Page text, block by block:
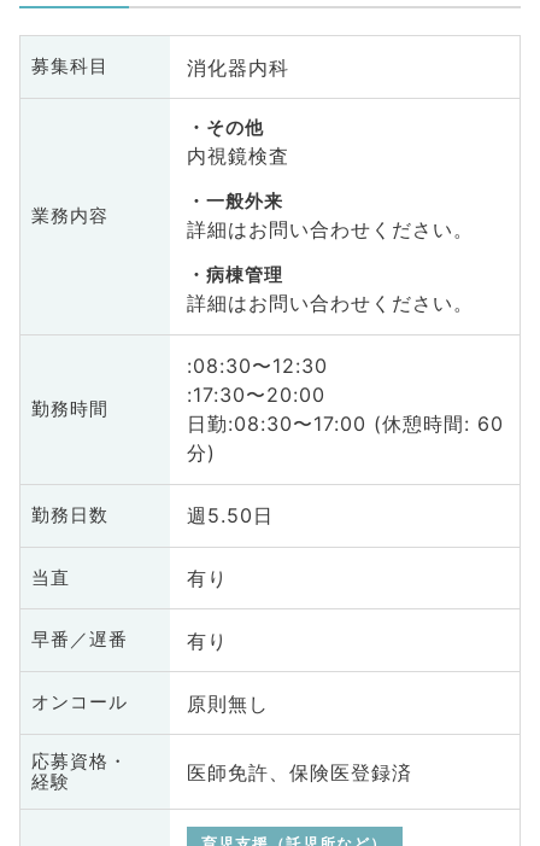
募集科目 消化器内科
業務内容
その他
内視鏡検査
一般外来
詳細はお問い合わせください。
病棟管理
詳細はお問い合わせください。
勤務時間
:08:30〜12:30
:17:30〜20:00
日勤:08:30〜17:00 (休憩時間: 60
分)
勤務日数 週5.50日
当直 有り
早番／遅番 有り
オンコール 原則無し
応募資格・
経験
医師免許、保険医登録済